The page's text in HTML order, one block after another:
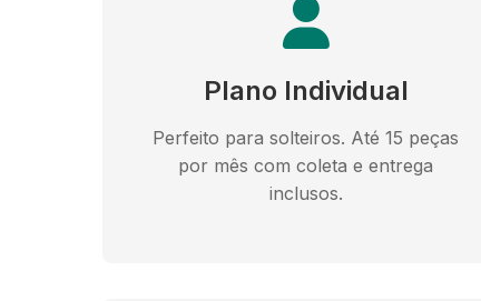
Plano Individual
Perfeito para solteiros. Até 15 peças
por mês com coleta e entrega
inclusos.